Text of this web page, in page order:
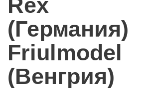
Rex
(Германия)
Friulmodel
(Венгрия)